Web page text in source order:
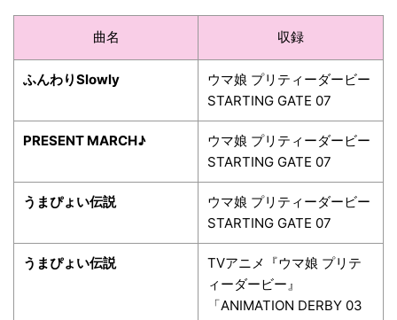
曲名 収録
ふんわりSlowly
ウマ娘 プリティーダービー
STARTING GATE 07
PRESENT MARCH♪
ウマ娘 プリティーダービー
STARTING GATE 07
うまぴょい伝説
ウマ娘 プリティーダービー
STARTING GATE 07
うまぴょい伝説
TVアニメ『ウマ娘 プリテ
ィーダービー』
「ANIMATION DERBY 03